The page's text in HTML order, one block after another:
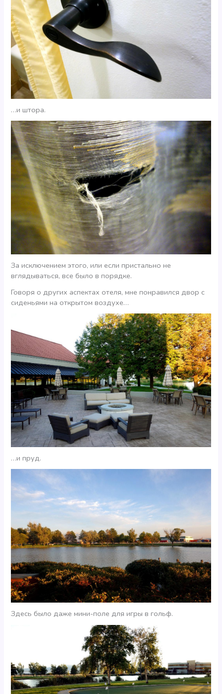
…и штора.
За исключением этого, или если пристально не
вглядываться, все было в порядке.
Говоря о других аспектах отеля, мне понравился двор с
сиденьями на открытом воздухе…
…и пруд.
Здесь было даже мини-поле для игры в гольф.